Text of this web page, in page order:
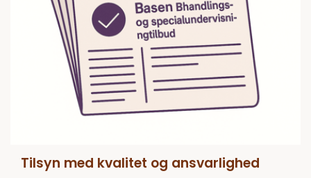
Tilsyn med kvalitet og ansvarlighed